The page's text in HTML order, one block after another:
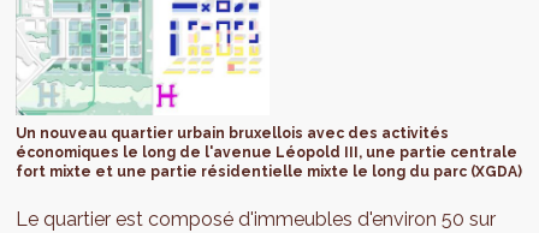
Un nouveau quartier urbain bruxellois avec des activités
économiques le long de l'avenue Léopold III, une partie centrale
fort mixte et une partie résidentielle mixte le long du parc (XGDA)
Le quartier est composé d'immeubles d'environ 50 sur